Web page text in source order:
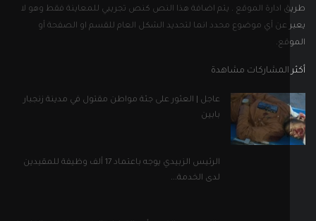
ادارة الموقع . يتم اضافة هذا النص كنص تجريبي للمعاينة فقط وهو لا
عن أي موضوع محدد انما لتحديد الشكل العام للقسم او الصفحة أو
المشاركات مشاهدة
عاجل | العثور على جثة مواطن مقتول في مدينة زنجبار
بابين
الرئيس الزبيدي يوجه باعتماد 17 ألف وظيفة للمقيدين
لدى الخدمة...